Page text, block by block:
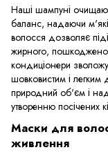
Наші шампуні
баланс, надаючи
волосся дозволяє
жирного,
кондиціонери
шовковистим і легким
природний об'єм і
утворенню посічених
Маски для
живлення